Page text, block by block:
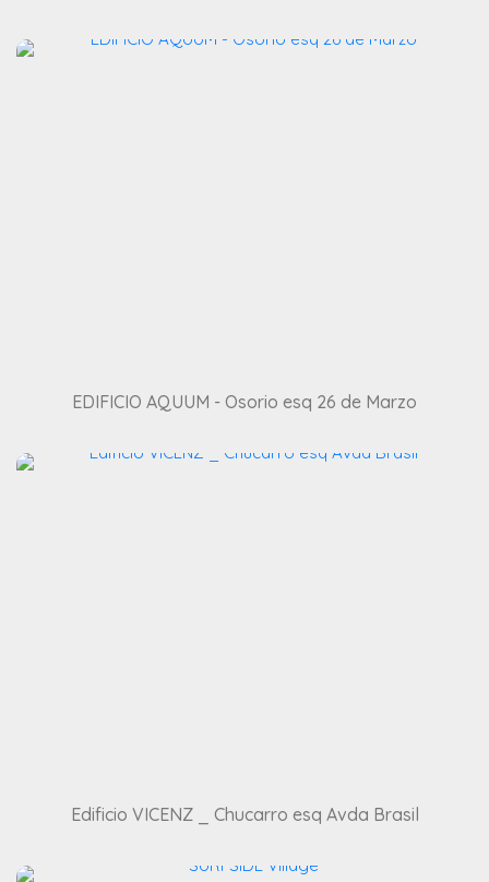
EDIFICIO AQUUM - Osorio esq 26 de Marzo
Edificio VICENZ _ Chucarro esq Avda Brasil